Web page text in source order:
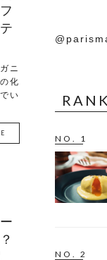
ニ
化
い
NO. 1
NO. 2